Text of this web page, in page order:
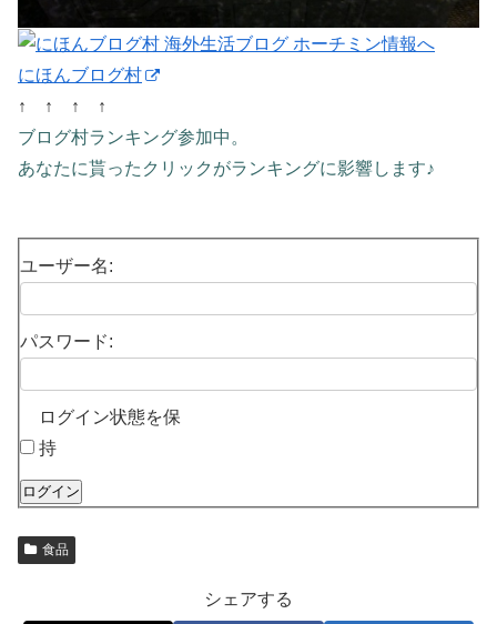
にほんブログ村
↑ ↑ ↑ ↑
ブログ村ランキング参加中。
あなたに貰ったクリックがランキングに影響します♪
ユーザー名:
パスワード:
ログイン状態を保
持
ログイン
食品
シェアする